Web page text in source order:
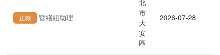
正職 營繕組助理
北
市
大
安
區
2026-07-28